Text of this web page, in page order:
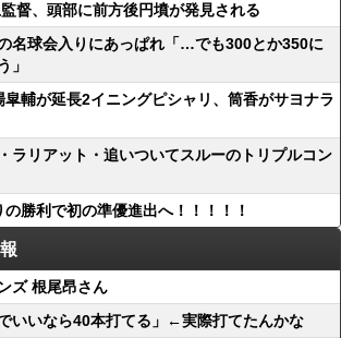
監督、頭部に前方後円墳が発見される
名球会入りにあっぱれ「…でも300とか350に
」
輔が延長2イニングピシャリ、筒香がサヨナラ
ラリアット・追いついてスルーのトリプルコン
勝利で初の準優進出へ！！！！！
ズ 根尾昂さん
いいなら40本打てる」←実際打てたんかな